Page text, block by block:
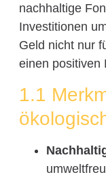
nachhaltige
Investitionen
Geld nicht nur
einen positiven
1.1